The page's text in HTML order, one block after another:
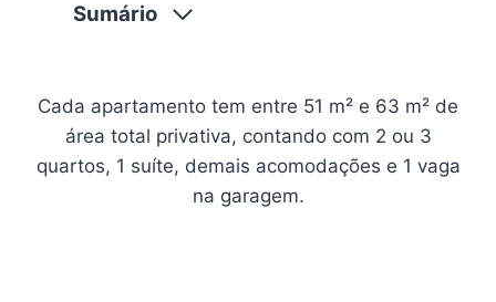
Sumário
Cada apartamento tem entre 51 m² e 63 m² de
área total privativa, contando com 2 ou 3
quartos, 1 suíte, demais acomodações e 1 vaga
na garagem.